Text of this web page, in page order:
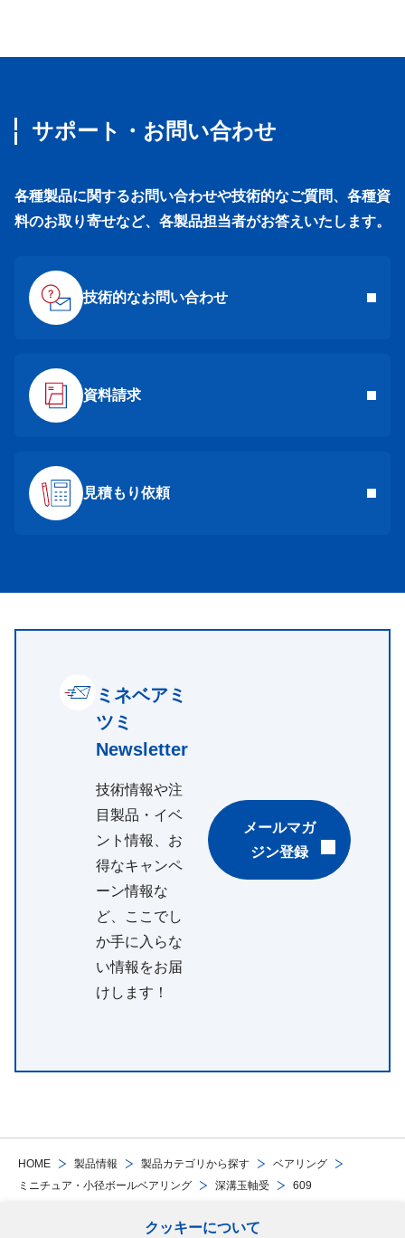
クッキーについて
HOME 製品情報 製品カテゴリから探す
ベアリング
ミニチュア・小径ボールベアリング
深溝玉軸受 609
サポート・お問い合わせ
各種製品に関するお問い合わせや技術的なご質問、各種資
料のお取り寄せなど、各製品担当者がお答えいたします。
技術的なお問い合わせ
資料請求
見積もり依頼
ミネベアミ
ツミ
Newsletter
技術情報や注
目製品・イベ
ント情報、お
得なキャンペ
ーン情報な
ど、ここでし
か手に入らな
い情報をお届
けします！
メールマガ
ジン登録